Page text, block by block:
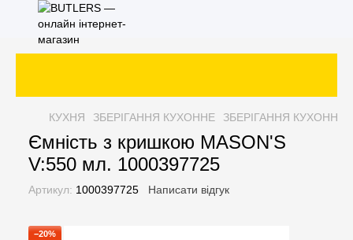
КУХНЯ ЗБЕРІГАННЯ КУХОННЕ ЗБЕРІГАННЯ КУХОННЕ
Ємність з кришкою MASON'S
V:550 мл. 1000397725
Артикул: 1000397725 Написати відгук
−20%